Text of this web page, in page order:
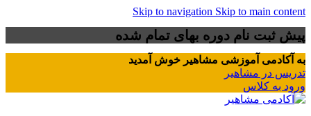
Skip to navigation Skip to main content
پیش ثبت نام دوره بهای تمام شده
به آکادمی آموزشی مشاهیر خوش آمدید
تدریس در مشاهیر
ورود به کلاس